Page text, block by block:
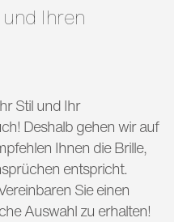
Stil und Ihr
Deshalb gehen wir auf
Ihnen die Brille,
entspricht.
Sie einen
Auswahl zu erhalten!